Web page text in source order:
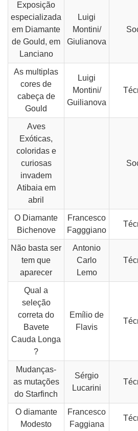
Exposição
especializada
em Diamante
de Gould, em
Lanciano
Luigi
Montini/
Giulianova
As multiplas
cores de
cabeça de
Gould
Luigi
Montini/
Guilianova
Aves
Exóticas,
coloridas e
curiosas
invadem
Atibaia em
abril
O Diamante
Bichenove
Francesco
Fagggiano
Não basta ser
tem que
aparecer
Antonio
Carlo
Lemo
Qual a
seleção
correta do
Bavete
Cauda Longa
?
Emílio de
Flavis
Mudanças-
as mutações
do Starfinch
Sérgio
Lucarini
O diamante
Modesto
Francesco
Faggiana